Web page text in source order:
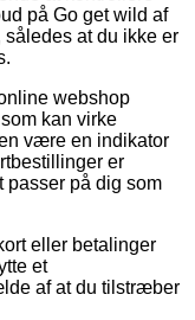
på Go get wild af
at du ikke er
webshop
kan virke
være en indikator
er
passer på dig som
eller betalinger
et
af at du tilstræber